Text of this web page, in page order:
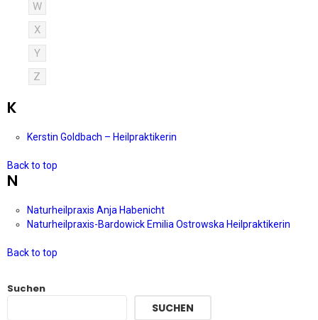
W
X
Y
Z
K
Kerstin Goldbach – Heilpraktikerin
Back to top
N
Naturheilpraxis Anja Habenicht
Naturheilpraxis-Bardowick Emilia Ostrowska Heilpraktikerin
Back to top
Suchen
SUCHEN